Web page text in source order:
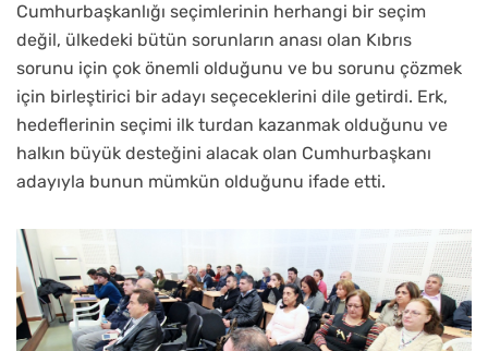
Cumhurbaşkanlığı seçimlerinin herhangi bir seçim
değil, ülkedeki bütün sorunların anası olan Kıbrıs
sorunu için çok önemli olduğunu ve bu sorunu çözmek
için birleştirici bir adayı seçeceklerini dile getirdi. Erk,
hedeflerinin seçimi ilk turdan kazanmak olduğunu ve
halkın büyük desteğini alacak olan Cumhurbaşkanı
adayıyla bunun mümkün olduğunu ifade etti.